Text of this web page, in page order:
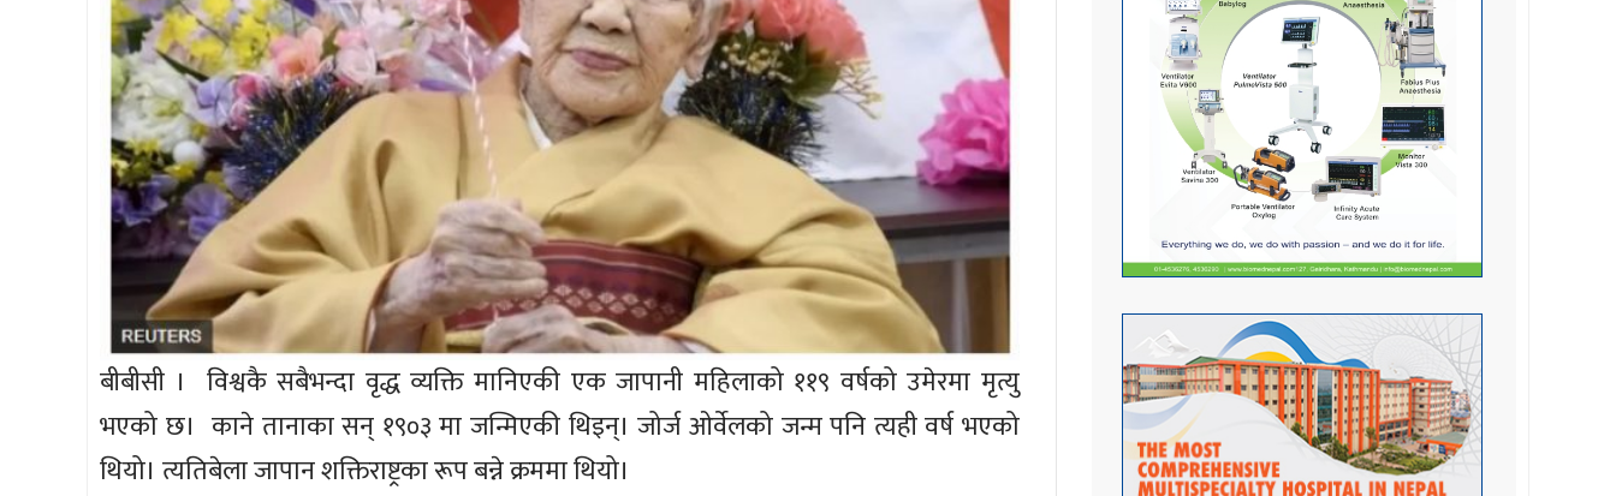
बीबीसी । विश्वकै सबैभन्दा वृद्ध व्यक्ति मानिएकी एक जापानी महिलाको ११९ वर्षको उमेरमा मृत्यु
भएको छ। काने तानाका सन् १९०३ मा जन्मिएकी थिइन्। जोर्ज ओर्वेलको जन्म पनि त्यही वर्ष भएको
थियो। त्यतिबेला जापान शक्तिराष्ट्रका रूप बन्ने क्रममा थियो।